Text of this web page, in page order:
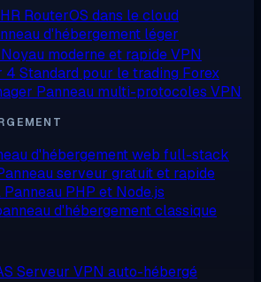
RouterOS dans le cloud
d'hébergement léger
Noyau moderne et rapide VPN
4 Standard pour le trading Forex
Panneau multi-protocoles VPN
d'hébergement web full-stack
serveur gratuit et rapide
Panneau PHP et Node.js
d'hébergement classique
Serveur VPN auto-hébergé